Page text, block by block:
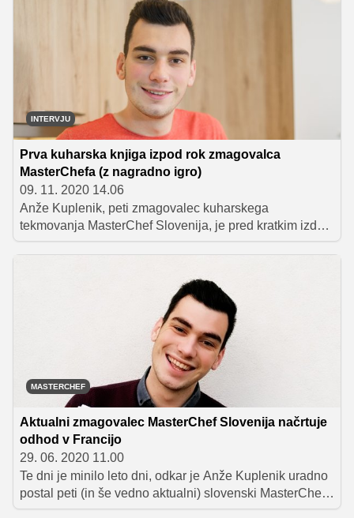
povezane tudi kakšne malo bolj prefinjene sladice, ki jih
lahko postrežemo na božični večerji ali pa se z njimi
sladkamo, ko čakamo na vstop v novo leto. Za pomoč
smo prosili vrhunsko slaščičarko in chefinjo Almo Rekić,
ki je kot sodnica sodelovala v treh sezonah
priljubljenega kuharskega tekmovanja MasterChef
Slovenija, in z veseljem nam je zaupala recept za hitro
pripravljeno sladico brez peke, s katero boste zagotovo
naredili vtis.
INTERVJU
Prva kuharska knjiga izpod rok zmagovalca
MasterChefa (z nagradno igro)
09. 11. 2020 14.06
Anže Kuplenik, peti zmagovalec kuharskega
tekmovanja MasterChef Slovenija, je pred kratkim izdal
svojo prvo kuharsko knjigo z naslovom Chef svoje
vsakogar, v njej pa poleg receptov najdemo tudi veliko
uporabnih kuharskih nasvetov in kratkih kuharskih misli,
s katerimi se lahko marsikdo poistoveti.
MASTERCHEF
Aktualni zmagovalec MasterChef Slovenija načrtuje
odhod v Francijo
29. 06. 2020 11.00
Te dni je minilo leto dni, odkar je Anže Kuplenik uradno
postal peti (in še vedno aktualni) slovenski MasterChef,
česar se je spomnil tudi na svojem Instagramu. Pri njem